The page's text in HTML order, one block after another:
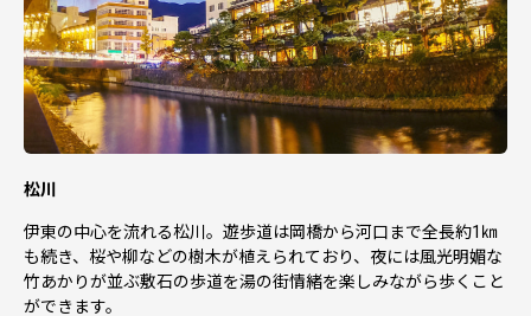
氏名を配送伝票に印字いたします。
松川
伊東の中心を流れる松川。遊歩道は岡橋から河口まで全長約1㎞
も続き、桜や柳などの樹木が植えられており、夜には風光明媚な
竹あかりが並ぶ敷石の歩道を湯の街情緒を楽しみながら歩くこと
ができます。